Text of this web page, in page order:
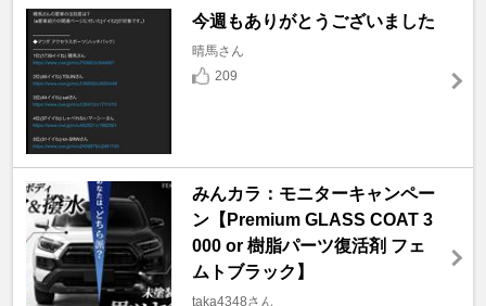
今週もありがとうございました
晴馬さん
209
みんカラ：モニターキャンペー
ン【Premium GLASS COAT 3
000 or 樹脂パーツ復活剤 フェ
ムトブラック】
taka4348さん